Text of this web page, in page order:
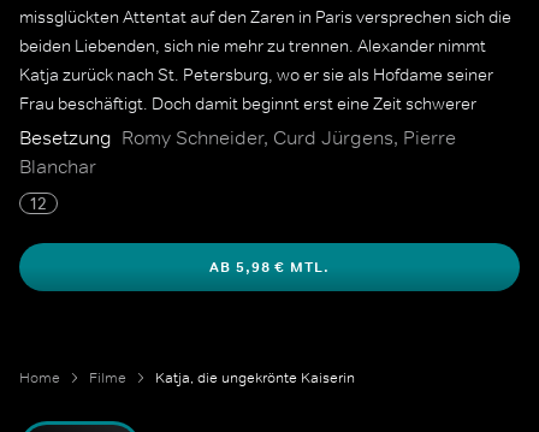
missglückten Attentat auf den Zaren in Paris versprechen sich die
beiden Liebenden, sich nie mehr zu trennen. Alexander nimmt
Katja zurück nach St. Petersburg, wo er sie als Hofdame seiner
Frau beschäftigt. Doch damit beginnt erst eine Zeit schwerer
Prüfungen für das Glück zweier Menschen, die füreinander
bestimmt sind.
Besetzung Romy Schneider, Curd Jürgens, Pierre
Blanchar
12
AB 5,98 € MTL.
Home Filme Katja, die ungekrönte Kaiserin